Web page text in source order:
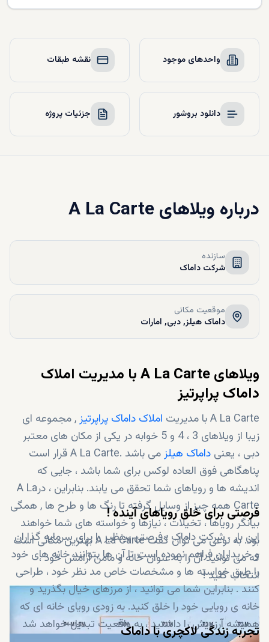
واحدهای موجود نقشه طبقات
دانلود بروشور جزئیات پروژه
درباره ویلاهای A La Carte
سازنده
شرکت داماک
موقعیت مکانی
داماک هیلز, دبی, امارات
ویلاهایA La Carteبا مدیریت املاک
داماک پراپرتیز
A La Carte با مدیریت املاک داماک پراپرتیز, مجموعه ای
زیبا از ویلاهای 3 ، 4 و 5 خوابه در یکی از مکان های معتبر
دبی ، یعنی داماک هیلز
می باشد .A La Carte قرار است
پناهگاهی فوق العاده لوکس برای شما باشد ، جایی که
اندیشه ها و رویاهای شما تحقق می یابند. بنابراین ، درA La
Carte همه چیز از وسایل گرفته تا رنگ ها و طرح ها , همگی
بیانگر رویاها ، تخیلات ، نیازها و خواسته های شما خواهند
بود. به نوعی می توان گفت A La Carte بهترین مکانی است
که می توانید آن را به عنوان خانه و مامن آرامش خود ،
انتخاب کنید !
فرصتی برای خلق رویاهای آینده!
این بار ، شرکت داماک ، فرصتی بینظیر را برای سرمایه گذاران
و خریداران فراهم نموده است تا آن ها بتوانند خانه های خود
را طبق خواسته ها و مشخصات خاص مد نظر خود ، طراحی
کنند . بنابراین شما می توانید ، از مرزهای خیال بگذرید و
خانه ی رویایی خود را خلق کنید. به زودی رویای خانه ای که
همیشه آرزویش را داشتید ، به واقعیت تبدیل خواهد شد
تجربه زندگی لاکچری با داماک